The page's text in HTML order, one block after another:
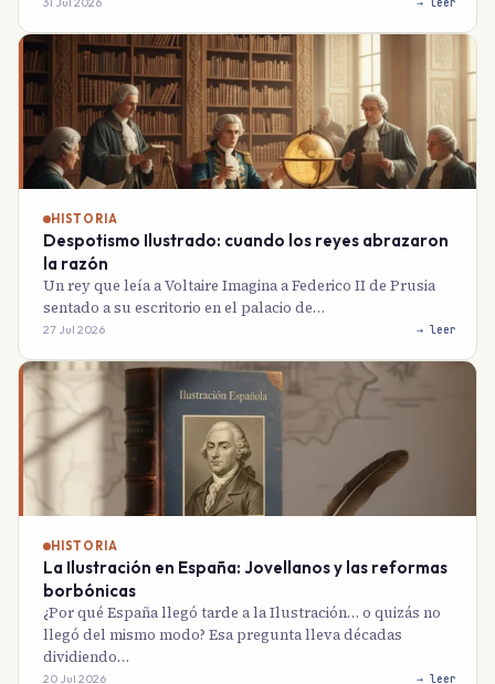
HISTORIA
Despotismo Ilustrado: cuando los reyes abrazaron
la razón
Un rey que leía a Voltaire Imagina a Federico II de Prusia
sentado a su escritorio en el palacio de…
27 Jul 2026 → leer
HISTORIA
La Ilustración en España: Jovellanos y las reformas
borbónicas
¿Por qué España llegó tarde a la Ilustración… o quizás no
llegó del mismo modo? Esa pregunta lleva décadas
dividiendo…
20 Jul 2026 → leer